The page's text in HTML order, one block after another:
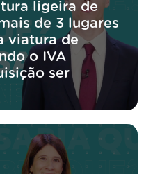
ligeira de
de 3 lugares
viatura de
o IVA
ser